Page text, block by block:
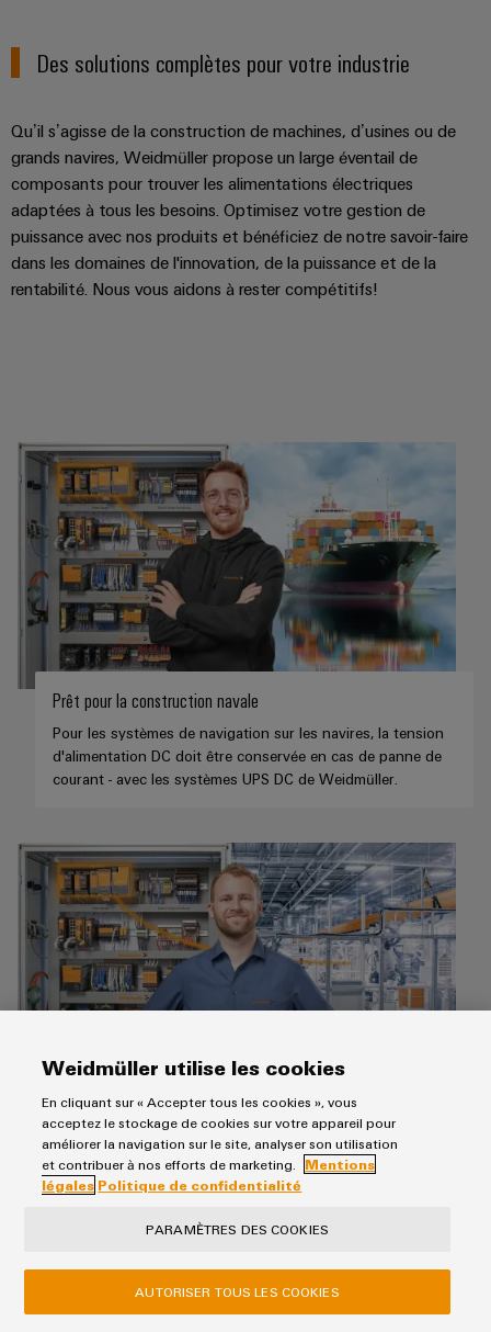
Des solutions complètes pour votre industrie
Qu’il s’agisse de la construction de machines, d’usines ou de
grands navires, Weidmüller propose un large éventail de
composants pour trouver les alimentations électriques
adaptées à tous les besoins. Optimisez votre gestion de
puissance avec nos produits et bénéficiez de notre savoir-faire
dans les domaines de l'innovation, de la puissance et de la
rentabilité. Nous vous aidons à rester compétitifs!
Prêt pour la construction navale
Pour les systèmes de navigation sur les navires, la tension
d'alimentation DC doit être conservée en cas de panne de
courant - avec les systèmes UPS DC de Weidmüller.
Construction de machines ou d'installations
Nous avons la solution à haute performance spécifique à
l’industrie pour vous. Que ce soit, par exemple, des modules
tampons pour les systèmes en fonctionnement permanent
maxGUARD pour les outils de machine. Des performances
Weidmüller utilise les cookies
En cliquant sur « Accepter tous les cookies », vous
acceptez le stockage de cookies sur votre appareil pour
améliorer la navigation sur le site, analyser son utilisation
et contribuer à nos efforts de marketing.
Mentions
légales Politique de confidentialité
PARAMÈTRES DES COOKIES
AUTORISER TOUS LES COOKIES